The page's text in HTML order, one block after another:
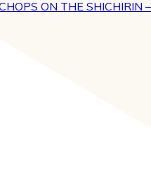
ON THE SHICHIRIN